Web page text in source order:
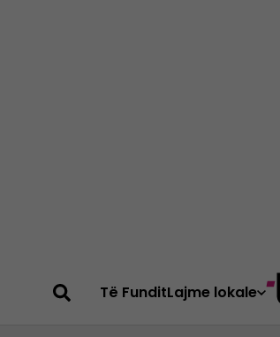
Të FunditLajme lokale